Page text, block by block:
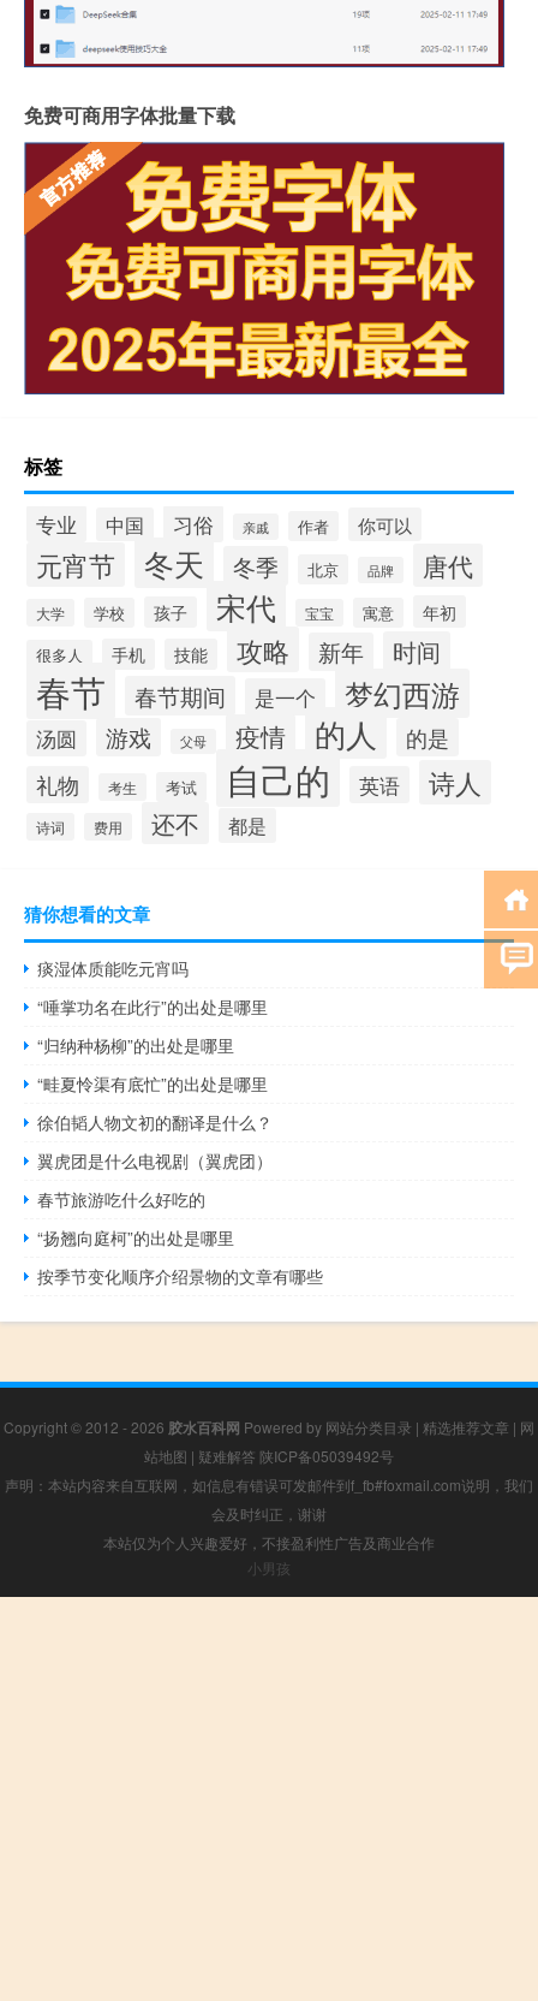
免费可商用字体批量下载
标签
专业 中国 习俗 亲戚 作者 你可以
元宵节 冬天 冬季 北京 品牌 唐代
大学 学校 孩子 宋代 宝宝 寓意 年初
很多人 手机 技能 攻略 新年 时间
春节 春节期间 是一个 梦幻西游
汤圆 游戏 父母 疫情 的人 的是
礼物 考生 考试 自己的 英语 诗人
诗词 费用 还不 都是
猜你想看的文章
痰湿体质能吃元宵吗
“唾掌功名在此行”的出处是哪里
“归纳种杨柳”的出处是哪里
“畦夏怜渠有底忙”的出处是哪里
徐伯韬人物文初的翻译是什么？
翼虎团是什么电视剧（翼虎团）
春节旅游吃什么好吃的
“扬翘向庭柯”的出处是哪里
按季节变化顺序介绍景物的文章有哪些
Copyright © 2012 - 2026 胶水百科网 Powered by 网站分类目录 | 精选推荐文章 | 网
站地图 | 疑难解答 陕ICP备05039492号
声明：本站内容来自互联网，如信息有错误可发邮件到f_fb#foxmail.com说明，我们
会及时纠正，谢谢
本站仅为个人兴趣爱好，不接盈利性广告及商业合作
小男孩